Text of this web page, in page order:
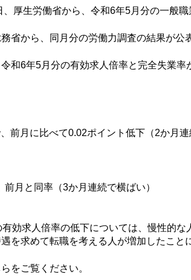
厚生労働省から、令和6年5月分の一般職
省から、同月分の労働力調査の結果が公
和6年5月分の有効求人倍率と完全失業率
前月に比べて0.02ポイント低下（2か月連
月と同率（3か月連続で横ばい）
効求人倍率の低下については、慢性的
を求めて転職を考える人が増加したこと
をご覧ください。